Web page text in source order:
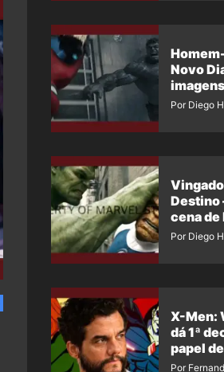
Novo
Por Diego
Destino
cena
e o
Por Diego
X-Men:
dá 1ª
papel
da
Por